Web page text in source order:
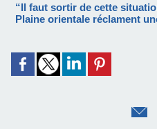
“Il faut sortir de cette
Plaine orientale réclament